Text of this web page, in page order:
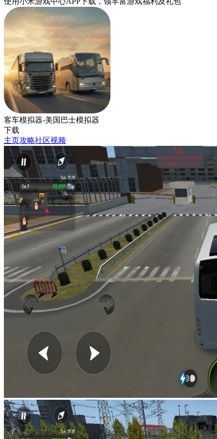
客车模拟器-美国巴士模拟器
下载
主页攻略社区视频